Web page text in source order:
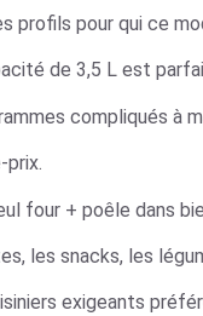
profils pour qui ce
de 3,5 L est
compliqués à
prix.
four + poêle dans
les snacks, les
exigeants